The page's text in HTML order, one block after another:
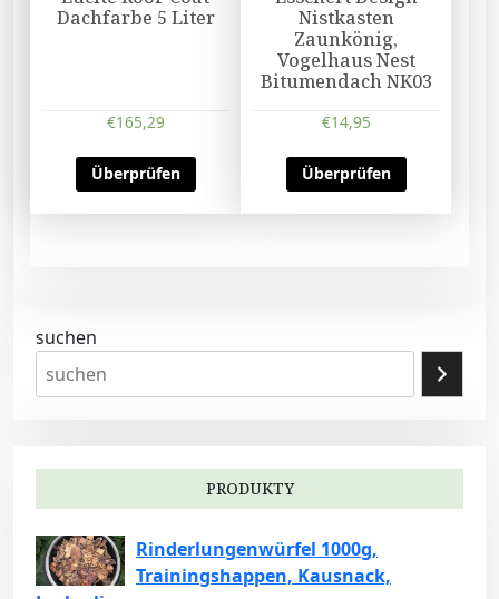
Dachfarbe 5 Liter
€165,29
Überprüfen
Nistkasten
Zaunkönig,
Vogelhaus Nest
Bitumendach NK03
€14,95
Überprüfen
suchen
PRODUKTY
Rinderlungenwürfel 1000g,
Trainingshappen, Kausnack,